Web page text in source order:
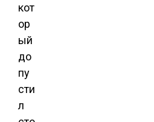
кот
ор
ый
до
пу
сти
л